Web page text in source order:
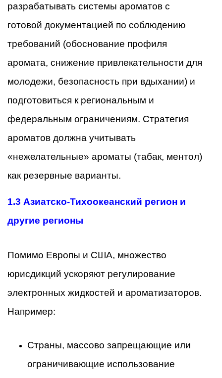
разрабатывать системы ароматов с
готовой документацией по соблюдению
требований (обоснование профиля
аромата, снижение привлекательности для
молодежи, безопасность при вдыхании) и
подготовиться к региональным и
федеральным ограничениям. Стратегия
ароматов должна учитывать
«нежелательные» ароматы (табак, ментол)
как резервные варианты.
1.3 Азиатско-Тихоокеанский регион и
другие регионы
Помимо Европы и США, множество
юрисдикций ускоряют регулирование
электронных жидкостей и ароматизаторов.
Например:
Страны, массово запрещающие или
ограничивающие использование